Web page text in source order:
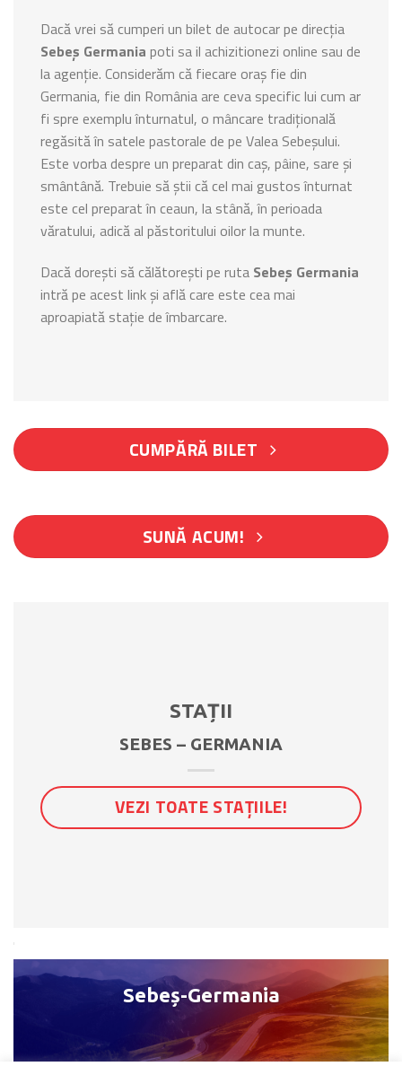
Dacă vrei să cumperi un bilet de autocar pe direcția
Sebeș Germania poti sa il achizitionezi online sau de
la agenție. Considerăm că fiecare oraș fie din
Germania, fie din România are ceva specific lui cum ar
fi spre exemplu înturnatul, o mâncare tradițională
regăsită în satele pastorale de pe Valea Sebeșului.
Este vorba despre un preparat din caș, pâine, sare și
smântână. Trebuie să știi că cel mai gustos înturnat
este cel preparat în ceaun, la stână, în perioada
văratului, adică al păstoritului oilor la munte.
Dacă dorești să călătorești pe ruta Sebeș Germania
intră pe acest link și află care este cea mai
aproapiată stație de îmbarcare.
CUMPĂRĂ BILET
SUNĂ ACUM!
STAȚII
SEBES – GERMANIA
VEZI TOATE STAȚIILE!
Sebeș-Germania